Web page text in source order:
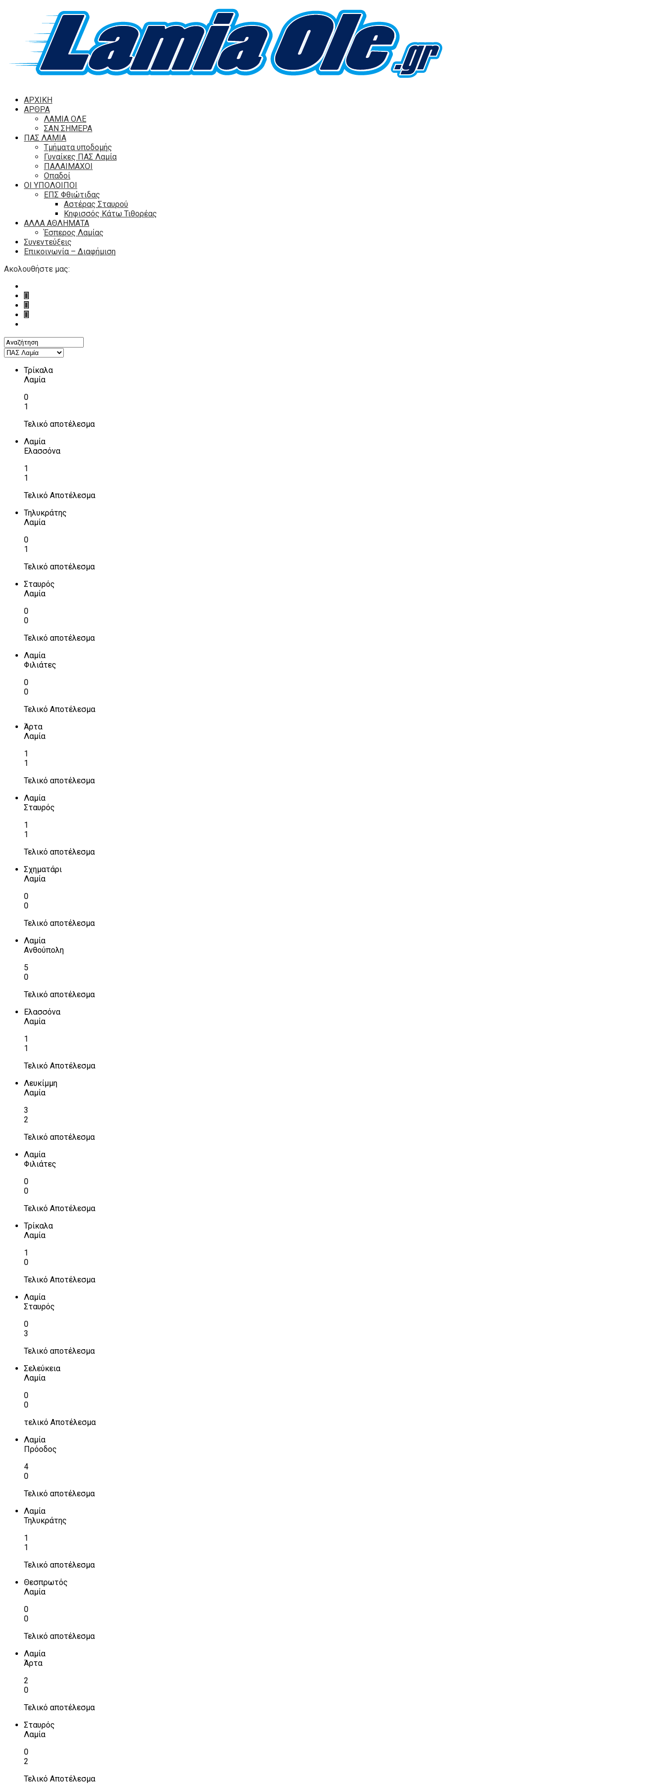
ΑΡΧΙΚΗ
ΑΡΘΡΑ
ΛΑΜΙΑ ΟΛΕ
ΣΑΝ ΣΗΜΕΡΑ
ΠΑΣ ΛΑΜΙΑ
Τμήματα υποδομής
Γυναίκες ΠΑΣ Λαμία
ΠΑΛΑΙΜΑΧΟΙ
Οπαδοί
ΟΙ ΥΠΟΛΟΙΠΟΙ
ΕΠΣ Φθιώτιδας
Αστέρας Σταυρού
Κηφισσός Κάτω Τιθορέας
ΑΛΛΑ ΑΘΛΗΜΑΤΑ
Έσπερος Λαμίας
Συνεντεύξεις
Επικοινωνία – Διαφήμιση
Ακολουθήστε μας:
Τρίκαλα
Λαμία
0
1
Τελικό αποτέλεσμα
Λαμία
Ελασσόνα
1
1
Τελικό Αποτέλεσμα
Τηλυκράτης
Λαμία
0
1
Τελικό αποτέλεσμα
Σταυρός
Λαμία
0
0
Τελικό αποτέλεσμα
Λαμία
Φιλιάτες
0
0
Τελικό Αποτέλεσμα
Άρτα
Λαμία
1
1
Τελικό αποτέλεσμα
Λαμία
Σταυρός
1
1
Τελικό αποτέλεσμα
Σχηματάρι
Λαμία
0
0
Τελικό αποτέλεσμα
Λαμία
Ανθούπολη
5
0
Τελικό αποτέλεσμα
Ελασσόνα
Λαμία
1
1
Τελικό Αποτέλεσμα
Λευκίμμη
Λαμία
3
2
Τελικό αποτέλεσμα
Λαμία
Φιλιάτες
0
0
Τελικό Αποτέλεσμα
Τρίκαλα
Λαμία
1
0
Τελικό Αποτέλεσμα
Λαμία
Σταυρός
0
3
Τελικό αποτέλεσμα
Σελεύκεια
Λαμία
0
0
τελικό Αποτέλεσμα
Λαμία
Πρόοδος
4
0
Τελικό αποτέλεσμα
Λαμία
Τηλυκράτης
1
1
Τελικό αποτέλεσμα
Θεσπρωτός
Λαμία
0
0
Τελικό αποτέλεσμα
Λαμία
Άρτα
2
0
Τελικό αποτέλεσμα
Σταυρός
Λαμία
0
2
Τελικό Αποτέλεσμα